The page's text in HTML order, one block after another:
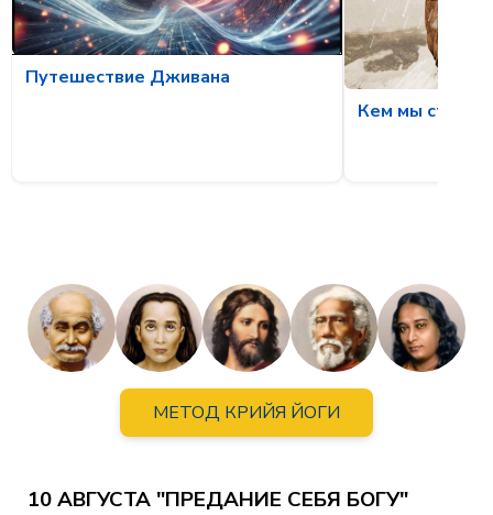
Путешествие Дживана
Кем мы
МЕТОД КРИЙЯ ЙОГИ
10 АВГУСТА "ПРЕДАНИЕ СЕБЯ БОГУ"